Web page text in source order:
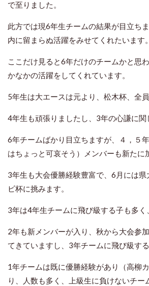
で至りました。
此方では現6年生チームの結果が目立ち
内に留まらぬ活躍をみせてくれたいます。
ここだけ見ると6年だけのチームかと思
かなかの活躍をしてくれています。
5年生は大エースは元より、松木杯、全
4年生も頑張りましたし、3年の心謙に関
6年チームばかり目立ちますが、４，５
はちょっと可哀そう）メンバーも新たに
3年生も大会優勝経験豊富で、6月には
ビ杯に挑みます。
3年は4年生チームに飛び級する子も多く
2年も新メンバーが入り、秋から大会参
てきていますし、3年チームに飛び級す
1年チームは既に優勝経験があり（高柳
り、人数も多く、上級生に負けないチー